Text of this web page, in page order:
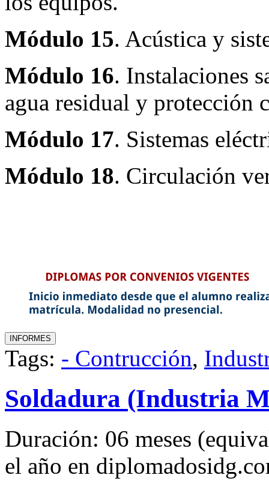
Módulo 15. Acústica y
Módulo 16. Instalaciones
agua residual y protección
Módulo 17. Sistemas
Módulo 18. Circulación
Tags: - Contrucción,
Soldadura (Industria
Duración: 06 meses
el año en